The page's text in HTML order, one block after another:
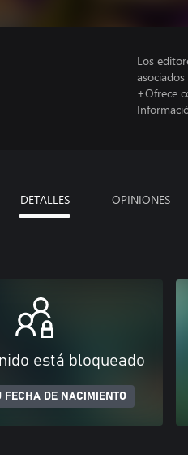
Los
+Ofrece
DETALLES OPINIONES
está bloqueado
FECHA DE NACIMIENTO